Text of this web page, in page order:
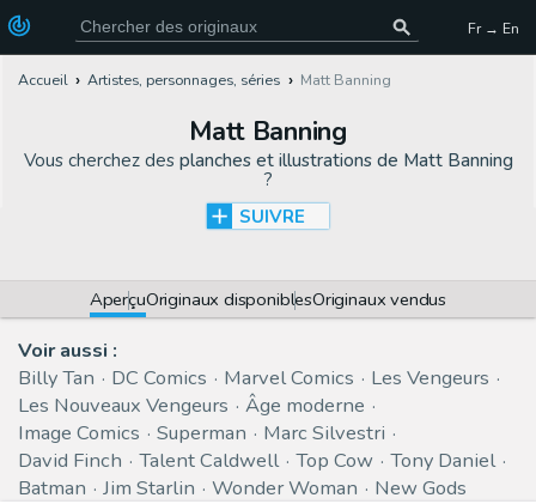
Fr → En
Accueil Artistes, personnages, séries Matt Banning
Matt Banning
Vous cherchez des planches et illustrations de Matt Banning
?
SUIVRE
AperçuOriginaux disponiblesOriginaux vendus
Voir aussi :
Billy Tan
DC Comics Marvel Comics
Les Vengeurs
Les Nouveaux Vengeurs
Âge moderne
Image Comics
Superman
Marc Silvestri
David Finch
Talent Caldwell Top Cow
Tony Daniel
Batman
Jim Starlin Wonder Woman New Gods